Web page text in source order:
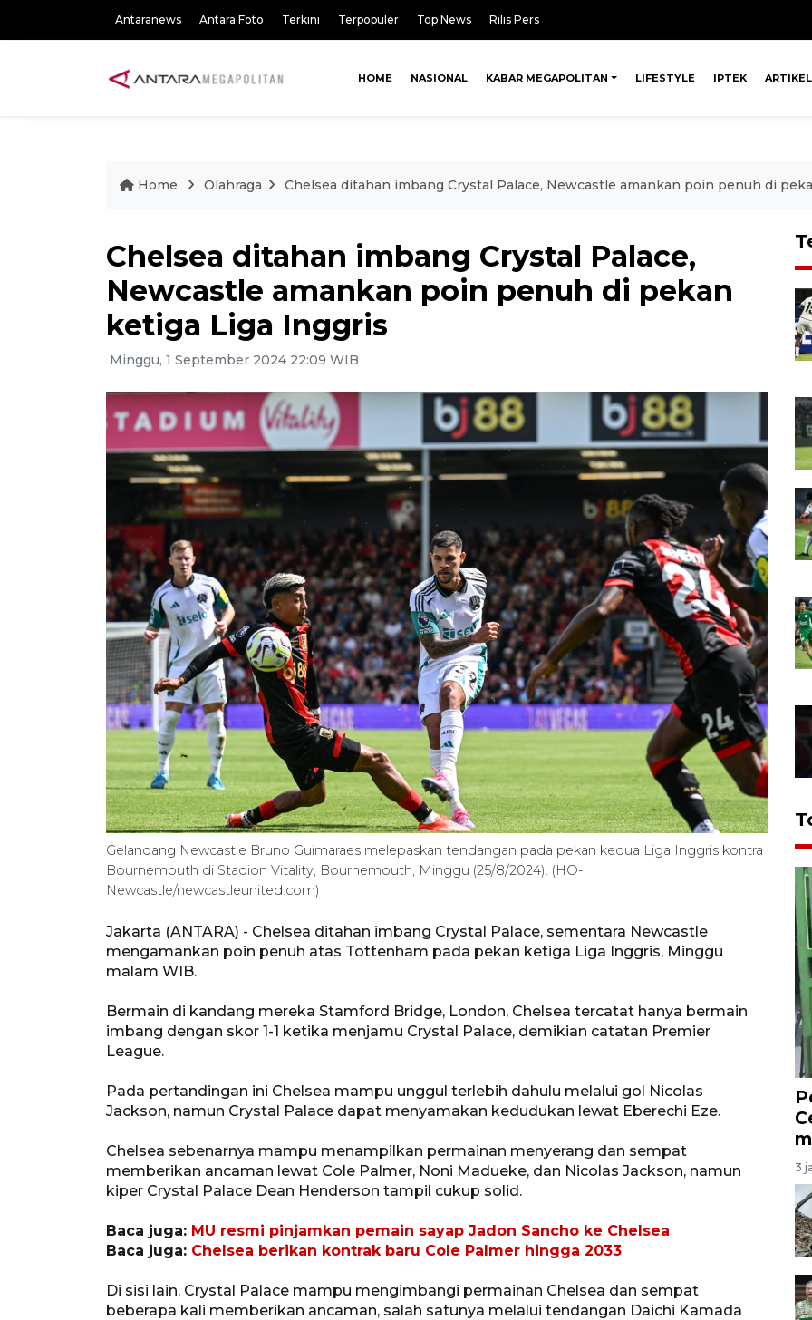
Antaranews Antara Foto Terkini Terpopuler Top News Rilis Pers
HOME NASIONAL KABAR MEGAPOLITAN LIFESTYLE IPTEK ARTIKEL
Home Olahraga Chelsea ditahan imbang Crystal Palace, Newcastle amankan poin penuh di
Chelsea ditahan imbang Crystal Palace,
Newcastle amankan poin penuh di pekan
ketiga Liga Inggris
Minggu, 1 September 2024 22:09 WIB
Gelandang Newcastle Bruno Guimaraes melepaskan tendangan pada pekan kedua Liga Inggris kontra
Bournemouth di Stadion Vitality, Bournemouth, Minggu (25/8/2024). (HO-
Newcastle/newcastleunited.com)
Jakarta (ANTARA) - Chelsea ditahan imbang Crystal Palace, sementara Newcastle
mengamankan poin penuh atas Tottenham pada pekan ketiga Liga Inggris, Minggu
malam WIB.
Bermain di kandang mereka Stamford Bridge, London, Chelsea tercatat hanya bermain
imbang dengan skor 1-1 ketika menjamu Crystal Palace, demikian catatan Premier
League.
Pada pertandingan ini Chelsea mampu unggul terlebih dahulu melalui gol Nicolas
Jackson, namun Crystal Palace dapat menyamakan kedudukan lewat Eberechi Eze.
Chelsea sebenarnya mampu menampilkan permainan menyerang dan sempat
memberikan ancaman lewat Cole Palmer, Noni Madueke, dan Nicolas Jackson, namun
kiper Crystal Palace Dean Henderson tampil cukup solid.
Baca juga: MU resmi pinjamkan pemain sayap Jadon Sancho ke Chelsea
Baca juga: Chelsea berikan kontrak baru Cole Palmer hingga 2033
Di sisi lain, Crystal Palace mampu mengimbangi permainan Chelsea dan sempat
beberapa kali memberikan ancaman, salah satunya melalui tendangan Daichi Kamada
3